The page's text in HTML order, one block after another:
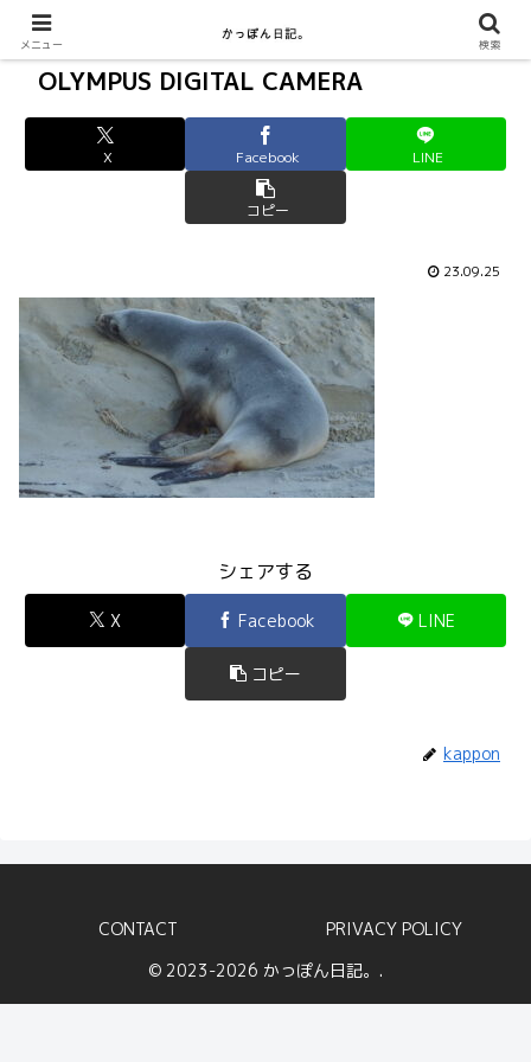
OLYMPUS DIGITAL CAMERA
X Facebook LINE
コピー
23.09.25
シェアする
X Facebook LINE
コピー
kappon
CONTACT
PRIVACY POLICY
© 2023-2026 かっぽん日記。.
メニュー 検索